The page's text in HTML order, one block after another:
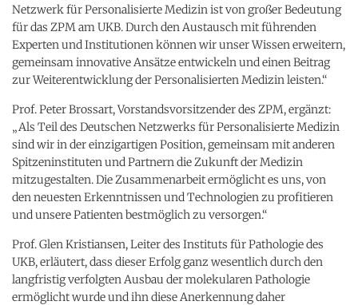
Netzwerk für Personalisierte Medizin ist von großer Bedeutung
für das ZPM am UKB. Durch den Austausch mit führenden
Experten und Institutionen können wir unser Wissen erweitern,
gemeinsam innovative Ansätze entwickeln und einen Beitrag
zur Weiterentwicklung der Personalisierten Medizin leisten.“
Prof. Peter Brossart, Vorstandsvorsitzender des ZPM, ergänzt:
„Als Teil des Deutschen Netzwerks für Personalisierte Medizin
sind wir in der einzigartigen Position, gemeinsam mit anderen
Spitzeninstituten und Partnern die Zukunft der Medizin
mitzugestalten. Die Zusammenarbeit ermöglicht es uns, von
den neuesten Erkenntnissen und Technologien zu profitieren
und unsere Patienten bestmöglich zu versorgen.“
Prof. Glen Kristiansen, Leiter des Instituts für Pathologie des
UKB, erläutert, dass dieser Erfolg ganz wesentlich durch den
langfristig verfolgten Ausbau der molekularen Pathologie
ermöglicht wurde und ihn diese Anerkennung daher